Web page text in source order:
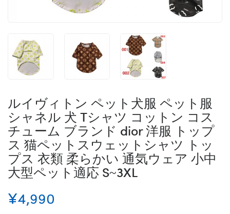
ルイヴィトン ペット犬服 ペット服
シャネル 犬 Tシャツ コットン コス
チューム ブランド dior 洋服 トップ
ス 猫ペットスウェットシャツ トッ
プス 衣類 柔らかい 通気ウェア 小中
大型ペット適応 S~3XL
¥4,990